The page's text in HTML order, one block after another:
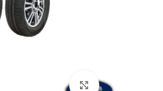
بزرگنمایی تصویر